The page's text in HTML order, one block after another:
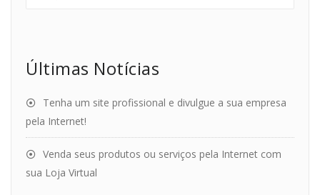
Últimas Notícias
Tenha um site profissional e divulgue a sua empresa
pela Internet!
Venda seus produtos ou serviços pela Internet com
sua Loja Virtual